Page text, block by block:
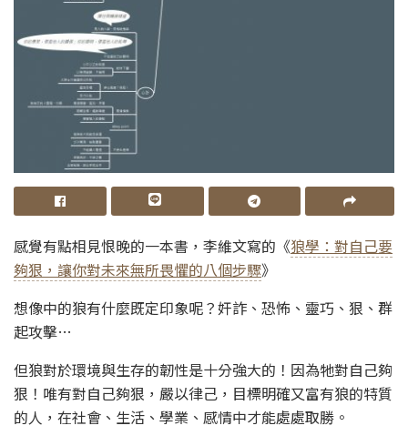
感覺有點相見恨晚的一本書，李維文寫的《狼學：對自己要
夠狠，讓你對未來無所畏懼的八個步驟》
想像中的狼有什麼既定印象呢？奸詐、恐怖、靈巧、狠、群
起攻擊…
但狼對於環境與生存的韌性是十分強大的！因為牠對自己夠
狠！唯有對自己夠狠，嚴以律己，目標明確又富有狼的特質
的人，在社會、生活、學業、感情中才能處處取勝。